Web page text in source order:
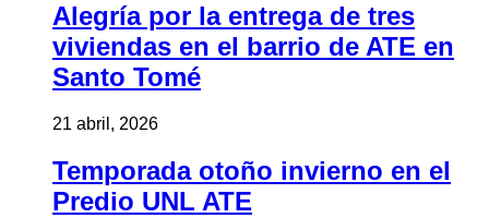
Alegría por la entrega de tres
viviendas en el barrio de ATE en
Santo Tomé
21 abril, 2026
Temporada otoño invierno en el
Predio UNL ATE